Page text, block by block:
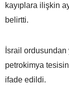
kayıplara ilişkin
belirtti.
İsrail ordusundan
petrokimya
ifade edildi.